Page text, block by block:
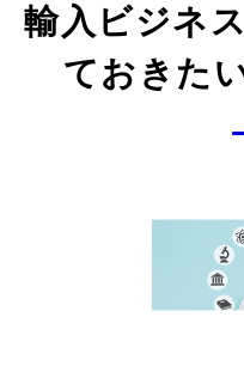
輸入ビジネ
ておきた